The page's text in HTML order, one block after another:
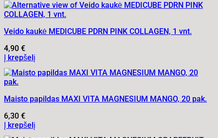
Veido kaukė MEDICUBE PDRN PINK COLLAGEN, 1 vnt.
4,90 €
Į krepšelį
Maisto papildas MAXI VITA MAGNESIUM MANGO, 20 pak.
6,30 €
Į krepšelį